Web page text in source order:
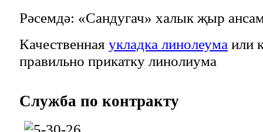
Рәсемдә: «Сандугач» халык җыр
Качественная укладка линолеума или
правильно прикатку линолиума
Служба по контракту